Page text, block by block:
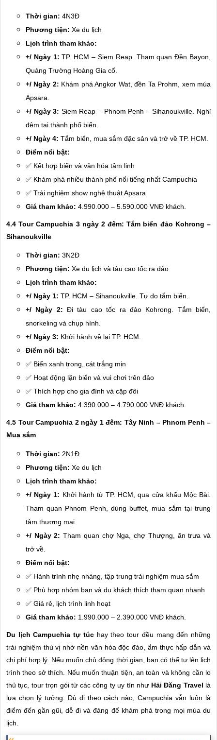
Thời gian: 4N3Đ
Phương tiện: Xe du lịch
Lịch trình tham khảo:
+/ Ngày 1: TP. HCM – Siem Reap. Tham quan Đền Bayon,
Quảng Trường Hoàng Gia cổ.
+/ Ngày 2: Khám phá Angkor Wat, đền Ta Prohm, xem múa
Apsara.
+/ Ngày 3: Siem Reap – Phnom Penh – Sihanoukville. Nghỉ
đêm tại thành phố biển.
+/ Ngày 4: Tắm biển, mua sắm đặc sản và trở về TP. HCM.
Điểm nổi bật:
✅ Kết hợp biển và văn hóa tâm linh
✅ Khám phá nhiều thành phố nổi tiếng nhất Campuchia
✅ Trải nghiệm show nghệ thuật Apsara
Giá tham khảo: 4.990.000 – 5.590.000 VNĐ khách.
4.4 Tour Campuchia 3 ngày 2 đêm: Tắm biển đảo Kohrong –
Sihanoukville
Thời gian: 3N2Đ
Phương tiện: Xe du lịch và tàu cao tốc ra đảo
Lịch trình tham khảo:
+/ Ngày 1: TP. HCM – Sihanoukville. Tự do tắm biển.
+/ Ngày 2: Đi tàu cao tốc ra đảo Kohrong. Tắm biển,
snorkeling và chụp hình.
+/ Ngày 3: Khởi hành về lại TP. HCM.
Điểm nổi bật:
✅ Biển xanh trong, cát trắng mịn
✅ Hoạt động lặn biển và vui chơi trên đảo
✅ Thích hợp cho gia đình và cặp đôi
Giá tham khảo: 4.390.000 – 4.790.000 VNĐ khách.
4.5 Tour Campuchia 2 ngày 1 đêm: Tây Ninh – Phnom Penh –
Mua sắm
Thời gian: 2N1Đ
Phương tiện: Xe du lịch
Lịch trình tham khảo:
+/ Ngày 1: Khởi hành từ TP. HCM, qua cửa khẩu Mộc Bài.
Tham quan Phnom Penh, dùng buffet, mua sắm tại trung
tâm thương mại.
+/ Ngày 2: Tham quan chợ Nga, chợ Thượng, ăn trưa và
trở về.
Điểm nổi bật:
✅ Hành trình nhẹ nhàng, tập trung trải nghiệm mua sắm
✅ Phù hợp nhóm bạn và du khách thích tham quan nhanh
✅ Giá rẻ, lịch trình linh hoạt
Giá tham khảo: 1.990.000 – 2.390.000 VNĐ khách.
Du lịch Campuchia tự túchay theo tour đều mang đến những
trải nghiệm thú vị nhờ nền văn hóa độc đáo, ẩm thực hấp dẫn và
chi phí hợp lý. Nếu muốn chủ động thời gian, bạn có thể tự lên lịch
trình theo sở thích. Nếu muốn thuận tiện, an toàn và không cần lo
thủ tục, tour trọn gói từ các công ty uy tín như Hải Đăng Travel là
lựa chọn lý tưởng. Dù đi theo cách nào, Campuchia vẫn luôn là
điểm đến gần gũi, dễ đi và đáng để khám phá trong mọi mùa du
lịch.